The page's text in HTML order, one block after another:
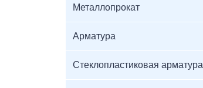
Металлопрокат
Арматура
Стеклопластиковая арматура